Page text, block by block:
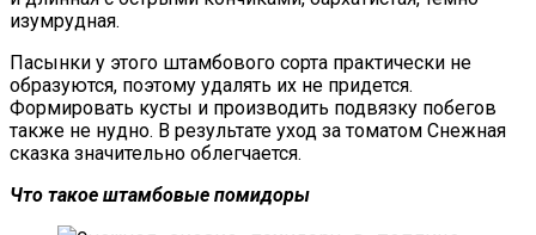
изумрудная.
Пасынки у этого штамбового сорта практически не
образуются, поэтому удалять их не придется.
Формировать кусты и производить подвязку побегов
также не нудно. В результате уход за томатом Снежная
сказка значительно облегчается.
Что такое штамбовые помидоры